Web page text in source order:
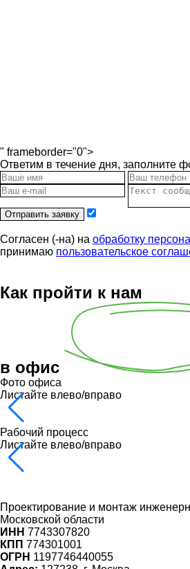
" frameborder="0">
Ответим в течение дня, заполните
Отправить заявку
Согласен (-на) на обработку
принимаю пользовательское
Как пройти к нам
в офис
Фото офиса
Листайте влево/вправо
Рабочий процесс
Листайте влево/вправо
Проектирование и монтаж
Московской области
ИНН 7743307820
КПП 774301001
ОГРН 1197746440055